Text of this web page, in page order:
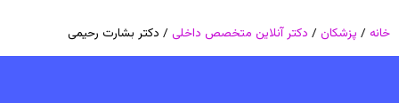
خانه / پزشکان / دکتر آنلاین متخصص داخلی / دکتر بشارت رحیمی